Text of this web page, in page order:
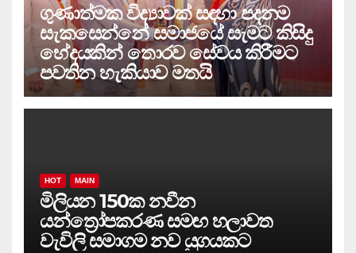
ගුණාත්මක විද්‍යාවක් සඳහා පදනම
සැකසෙන්නේ සමාජයේ සැමට කිසිදු
භේදයකින් තොරව සේවය කිරීමට
පවතින හැකියාව මතයි
HOT MAIN
මිලියන 150ක නවීන
යන්ත්‍රෝපකරණ සමඟ හලාවත
වැවිලි සමාගම නව යුගයකට